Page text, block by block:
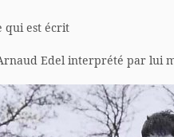
qui est écrit
Edel interprété par lui